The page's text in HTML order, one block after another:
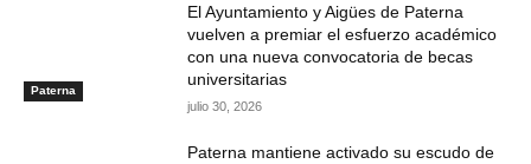
Paterna
El Ayuntamiento y Aigües de Paterna
vuelven a premiar el esfuerzo académico
con una nueva convocatoria de becas
universitarias
julio 30, 2026
Paterna mantiene activado su escudo de